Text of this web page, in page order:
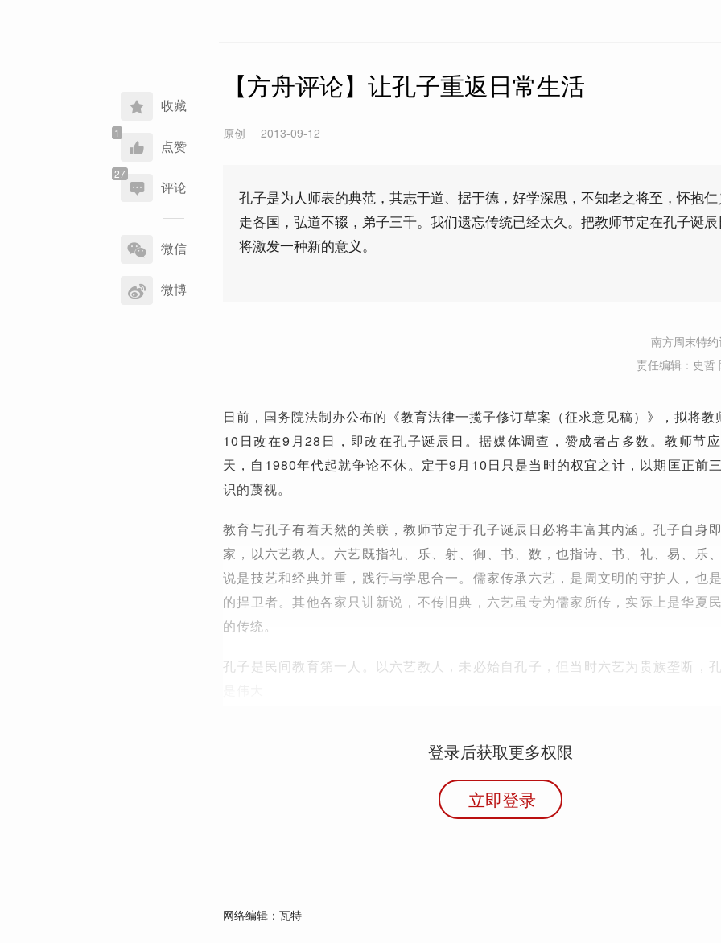
收藏
点赞
评论
享
到
微信
微博
【方舟评论】让孔子重返日常生活
原创 2013-09-12
孔子是为人师表的典范，其志于道、据于德，好学深思，不知老之将至，怀抱
走各国，弘道不辍，弟子三千。我们遗忘传统已经太久。把教师节定在孔子诞
将激发一种新的意义。
南方周末特
责任编辑：史哲
日前，国务院法制办公布的《教育法律一揽子修订草案（征求意见稿）》，拟将教
10日改在9月28日，即改在孔子诞辰日。据媒体调查，赞成者占多数。教师节
天，自1980年代起就争论不休。定于9月10日只是当时的权宜之计，以期匡正前
识的蔑视。
教育与孔子有着天然的关联，教师节定于孔子诞辰日必将丰富其内涵。孔子自身
家，以六艺教人。六艺既指礼、乐、射、御、书、数，也指诗、书、礼、易、乐
说是技艺和经典并重，践行与学思合一。儒家传承六艺，是周文明的守护人，也
的捍卫者。其他各家只讲新说，不传旧典，六艺虽专为儒家所传，实际上是华夏
的传统。
孔子是民间教育第一人。以六艺教人，未必始自孔子，但当时六艺为贵族垄断，
登录后获取更多权限
立即登录
网络编辑：瓦特